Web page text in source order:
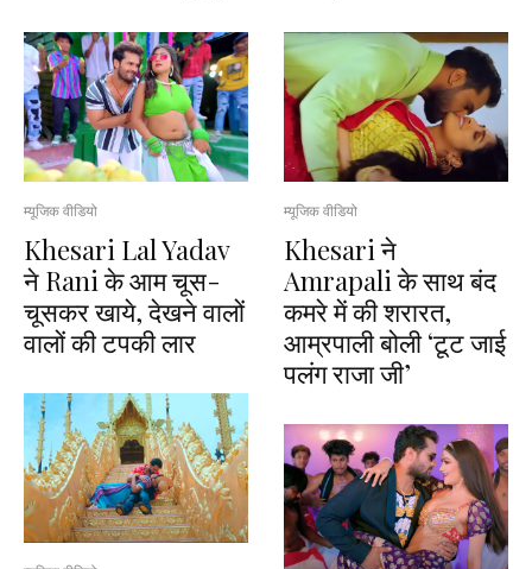
म्यूजिक वीडियो
Khesari Lal Yadav
ने Rani के आम चूस-
चूसकर खाये, देखने वालों
वालों की टपकी लार
म्यूजिक वीडियो
Khesari ने
Amrapali के साथ बंद
कमरे में की शरारत,
आम्रपाली बोली ‘टूट जाई
पलंग राजा जी’